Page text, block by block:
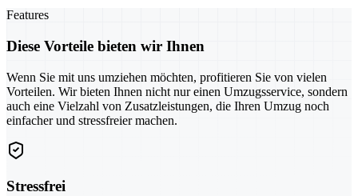
Features
Diese Vorteile bieten wir Ihnen
Wenn Sie mit uns umziehen möchten, profitieren Sie von vielen
Vorteilen. Wir bieten Ihnen nicht nur einen Umzugsservice, sondern
auch eine Vielzahl von Zusatzleistungen, die Ihren Umzug noch
einfacher und stressfreier machen.
Stressfrei